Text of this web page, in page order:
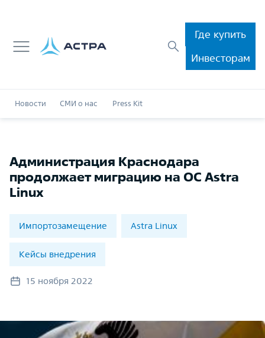
Где купить
Инвесторам
Новости СМИ о нас Press Kit
Администрация Краснодара
продолжает миграцию на ОС Astra
Linux
Импортозамещение Astra Linux
Кейсы внедрения
15 ноября 2022